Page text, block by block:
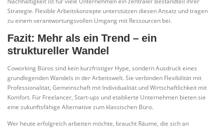
Strategie. Flexible Arbeitskonzepte unterstützen diesen Ansatz und tragen
zu einem verantwortungsvollen Umgang mit Ressourcen bei.
Fazit: Mehr als ein Trend – ein
struktureller Wandel
Coworking Büros sind kein kurzfristiger Hype, sondern Ausdruck eines
grundlegenden Wandels in der Arbeitswelt. Sie verbinden Flexibilität mit
Professionalität, Gemeinschaft mit Individualität und Wirtschaftlichkeit mit
Komfort. Für Freelancer, Start-ups und etablierte Unternehmen bieten sie
eine zukunftsfähige Alternative zum klassischen Büro.
Wer heute erfolgreich arbeiten möchte, braucht Räume, die sich an